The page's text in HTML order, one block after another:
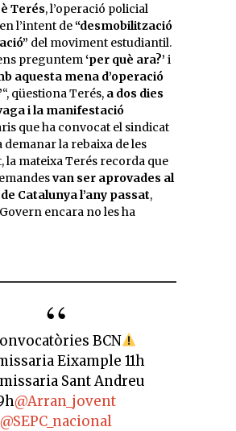
Terés, l’operació policial
l’intent de“desmobilització
del moviment estudiantil.
preguntem ‘per què ara?’ i
aquesta mena d’operació
“, qüestiona Terés, a dos dies
i la manifestació
que ha convocat el sindicat
la rebaixa de les
la mateixa Terés recorda que
van ser aprovades al
Catalunya l’any passat,
encara no les ha
BCN
Eixample 11h
Sant Andreu
@Arran_jovent
@SEPC_nacional